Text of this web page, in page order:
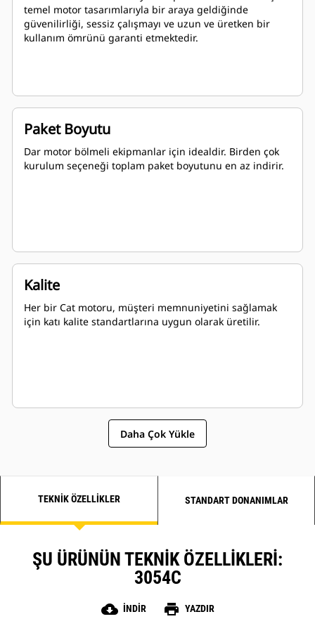
temel motor tasarımlarıyla bir araya geldiğinde
güvenilirliği, sessiz çalışmayı ve uzun ve üretken bir
kullanım ömrünü garanti etmektedir.
Paket Boyutu
Dar motor bölmeli ekipmanlar için idealdir. Birden çok
kurulum seçeneği toplam paket boyutunu en az indirir.
Kalite
Her bir Cat motoru, müşteri memnuniyetini sağlamak
için katı kalite standartlarına uygun olarak üretilir.
Daha Çok Yükle
TEKNIK ÖZELLIKLER STANDART DONANIMLAR
ŞU ÜRÜNÜN TEKNIK ÖZELLIKLERI:
3054C
cloud_download İNDIR print YAZDIR